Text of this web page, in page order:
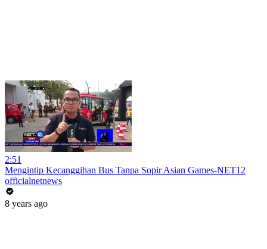
2:51
Mengintip Kecanggihan Bus Tanpa Sopir Asian Games-NET12
officialnetnews
8 years ago